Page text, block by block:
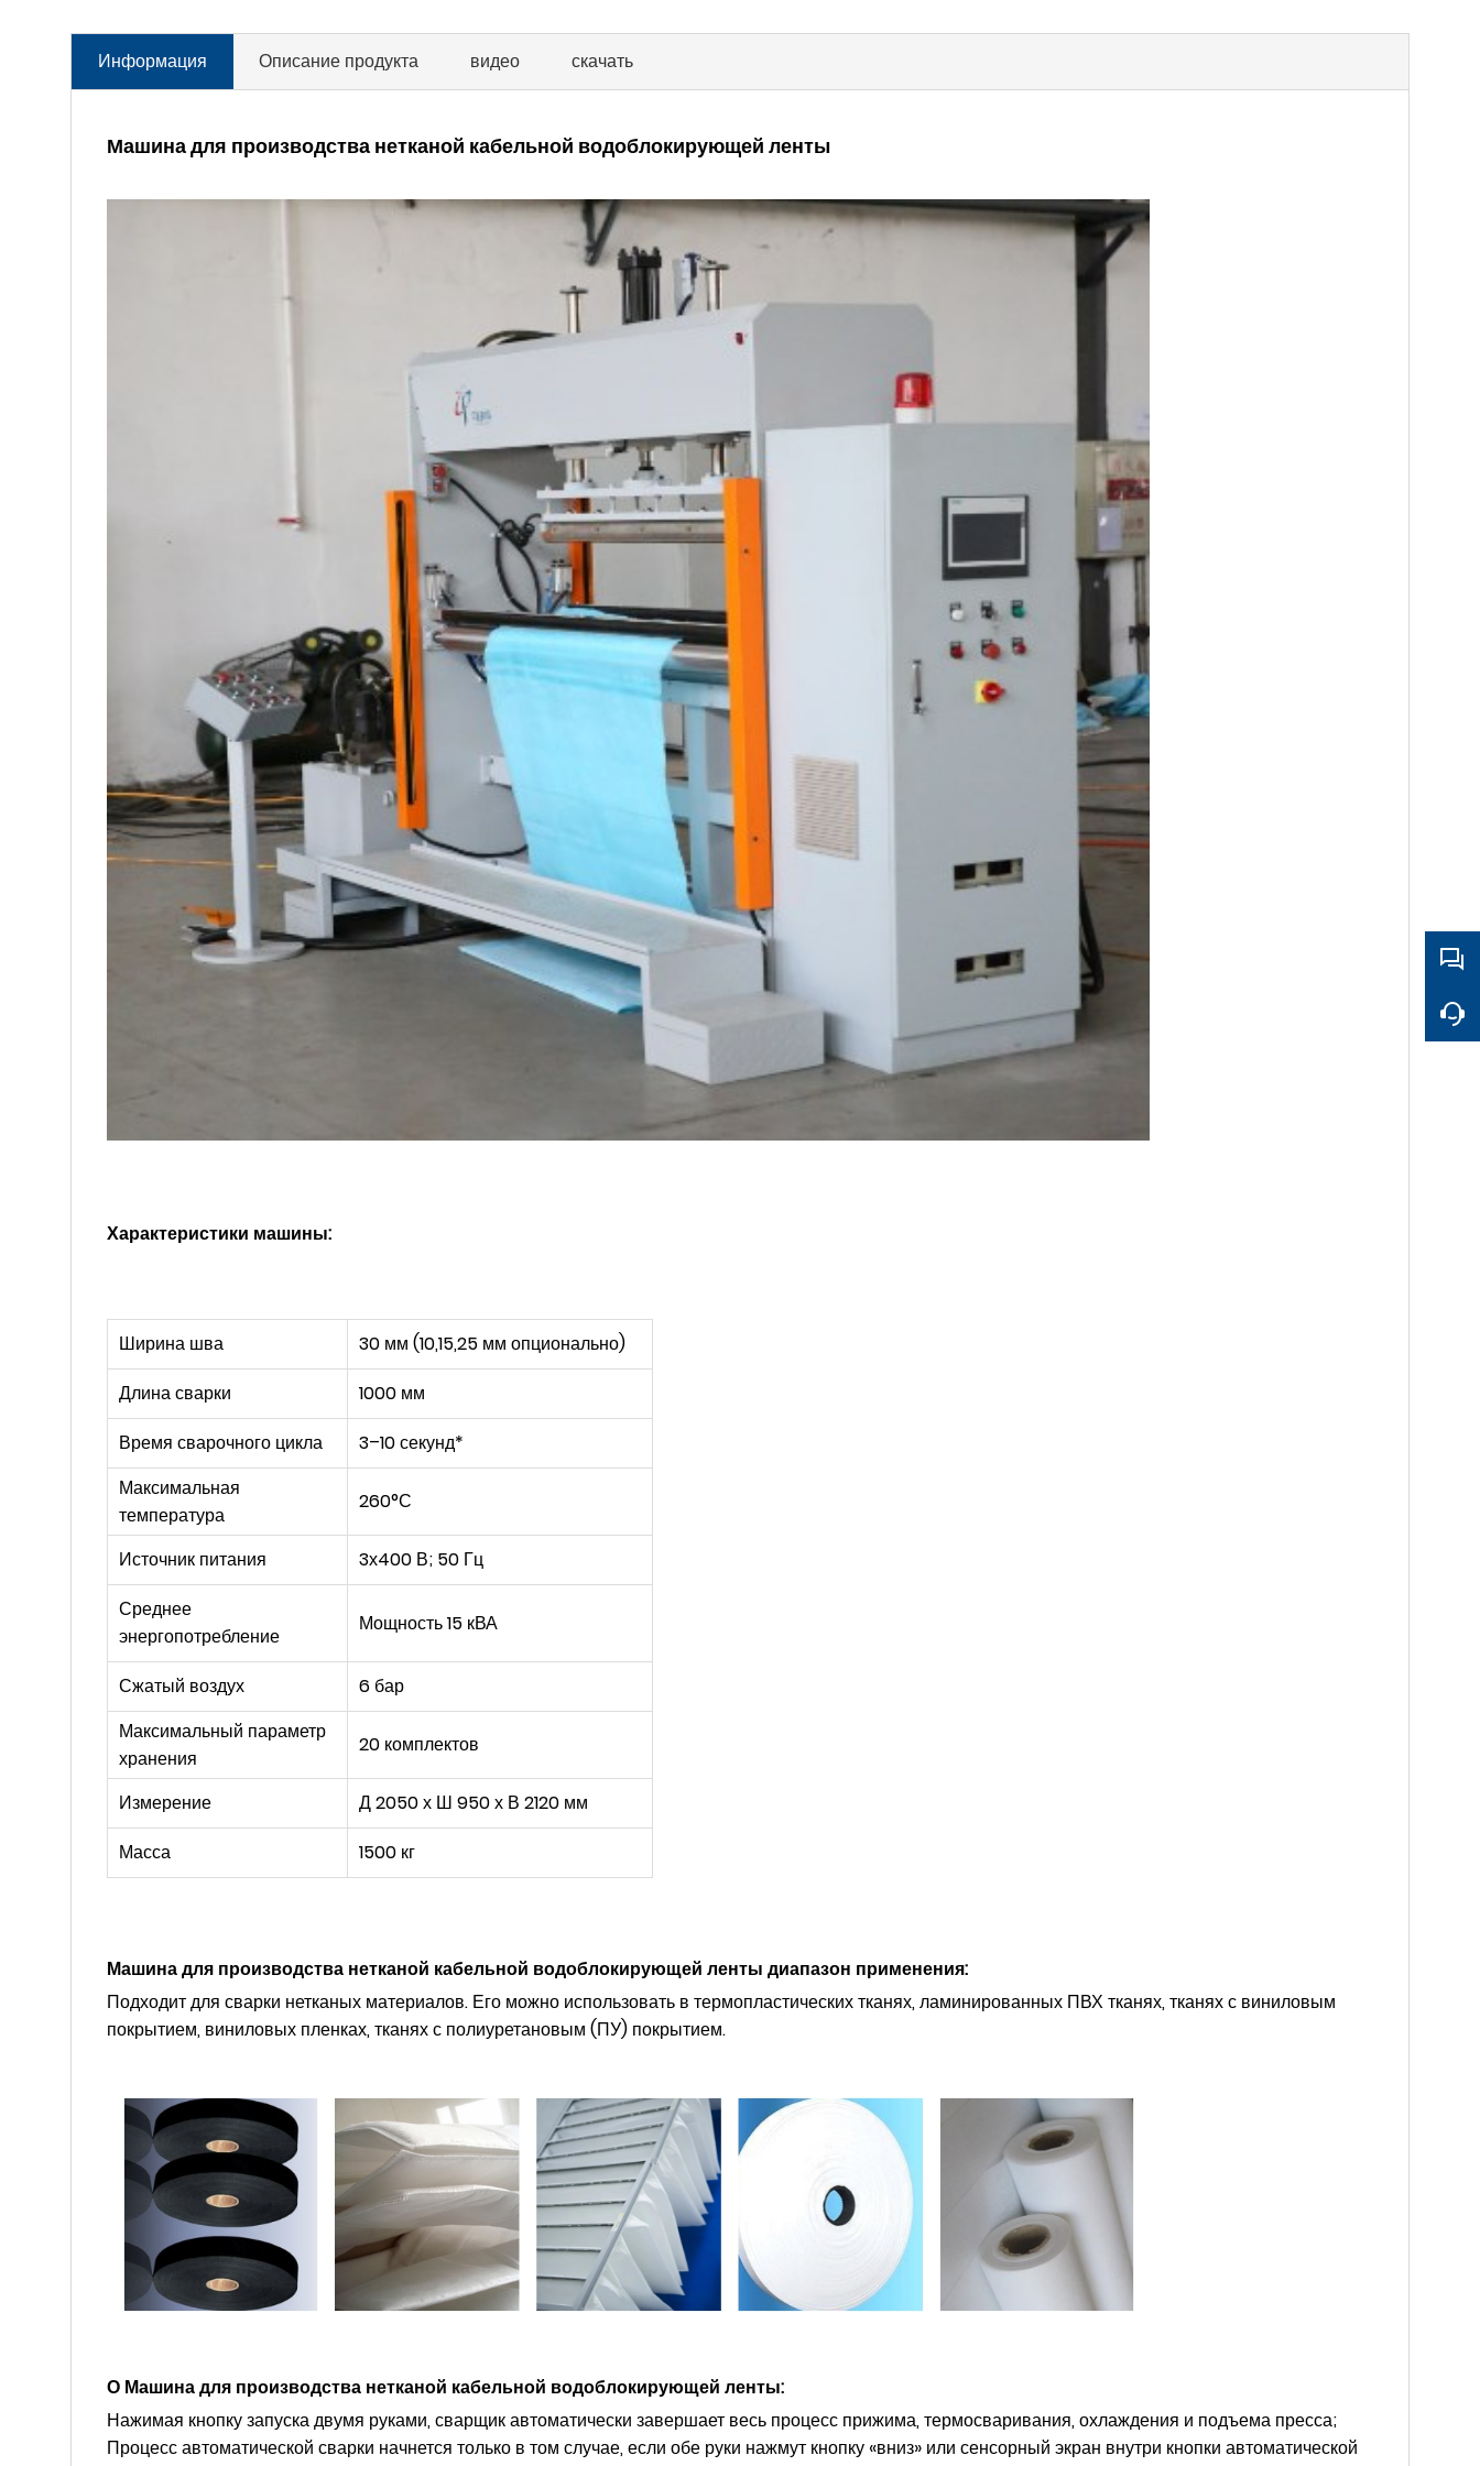
Информация Описание продукта видео скачать
Машина для производства нетканой кабельной водоблокирующей ленты
Характеристики машины:
Ширина шва
30 мм (10,15,25 мм опционально)
Длина сварки
1000 мм
Время сварочного цикла
3–10 секунд*
Максимальная
температура
260°С
Источник питания
3х400 В; 50 Гц
Среднее
энергопотребление
Мощность 15 кВА
Сжатый воздух 6 бар
Максимальный параметр
хранения
20 комплектов
Измерение
Д 2050 х Ш 950 х В 2120 мм
Масса
1500 кг
Машина для производства нетканой кабельной водоблокирующей ленты диапазон применения:
Подходит для сварки нетканых материалов. Его можно использовать в термопластических тканях, ламинированных ПВХ тканях, тканях с виниловым
покрытием, виниловых пленках, тканях с полиуретановым (ПУ) покрытием.
О Машина для производства нетканой кабельной водоблокирующей ленты:
Нажимая кнопку запуска двумя руками, сварщик автоматически завершает весь процесс прижима, термосваривания, охлаждения и подъема пресса;
Процесс автоматической сварки начнется только в том случае, если обе руки нажмут кнопку «вниз» или сенсорный экран внутри кнопки автоматической